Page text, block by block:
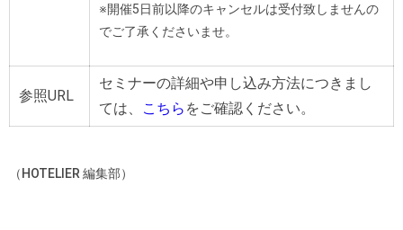
※開催5日前以降のキャンセルは受付致しませんの
でご了承くださいませ。
参照URL
セミナーの詳細や申し込み方法につきまし
ては、
こちら をご確認ください。
（HOTELIER 編集部）